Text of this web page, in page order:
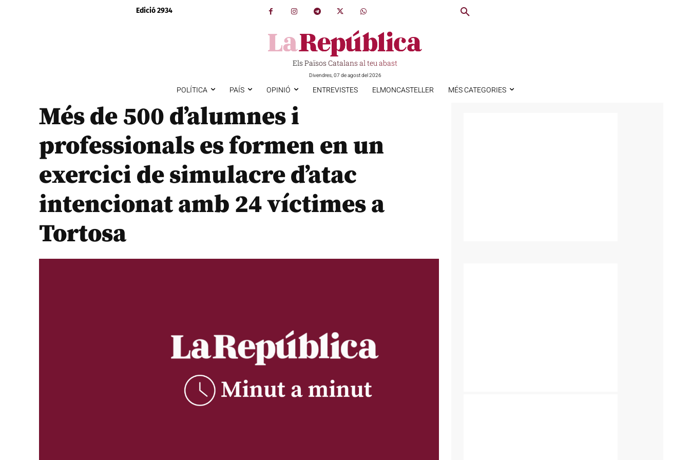
Edició 2934
Els Països Catalans al teu abast
Divendres, 07 de agost del 2026
POLÍTICA PAÍS OPINIÓ ENTREVISTES ELMONCASTELLER MÉS CATEGORIES
Més de 500 d’alumnes i
professionals es formen en un
exercici de simulacre d’atac
intencionat amb 24 víctimes a
Tortosa